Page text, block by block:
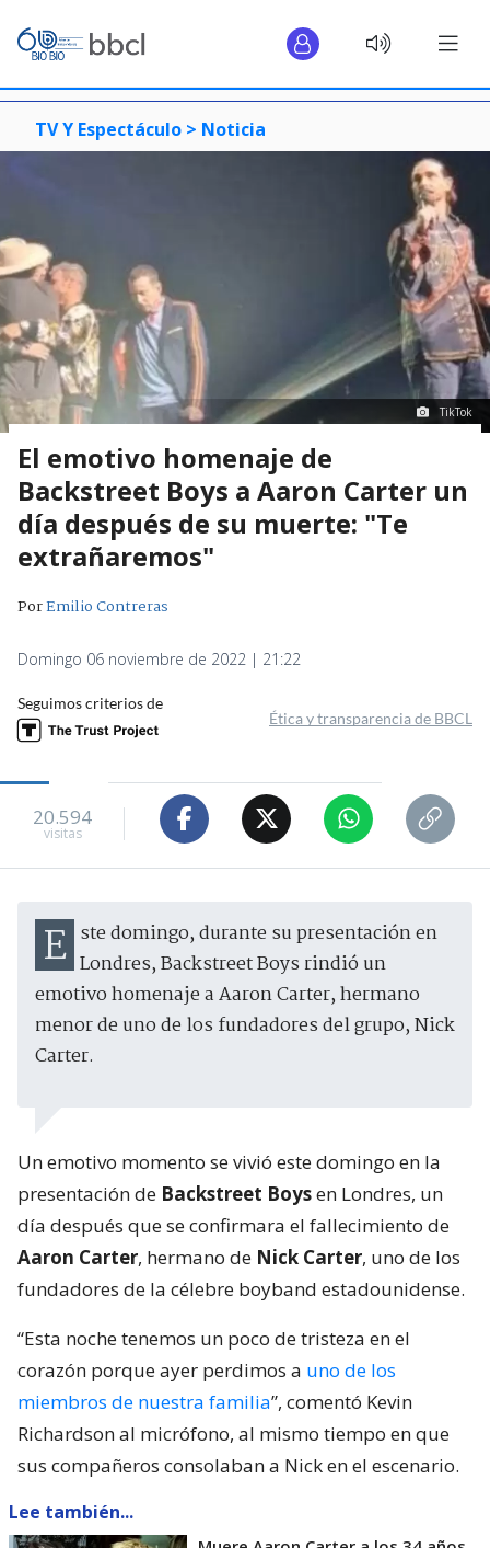
TV Y Espectáculo > Noticia
TikTok
El emotivo homenaje de
Backstreet Boys a Aaron Carter un
día después de su muerte: "Te
extrañaremos"
PorEmilio Contreras
Domingo 06 noviembre de 2022 | 21:22
Seguimos criterios de
Ética y transparencia de BBCL
20.594
visitas
Este domingo, durante su presentación en Londres, Backstreet Boys rindió un
emotivo homenaje a Aaron Carter, hermano
menor de uno de los fundadores del grupo, Nick
Carter.
Un emotivo momento se vivió este domingo en la
presentación de Backstreet Boysen Londres, un
día después que se confirmara el fallecimiento de
Aaron Carter, hermano de Nick Carter, uno de los
fundadores de la célebre boyband estadounidense.
“Esta noche tenemos un poco de tristeza en el
corazón porque ayer perdimos a uno de los
miembros de nuestra familia”, comentó Kevin
Richardson al micrófono, al mismo tiempo en que
sus compañeros consolaban a Nick en el escenario.
Lee también...